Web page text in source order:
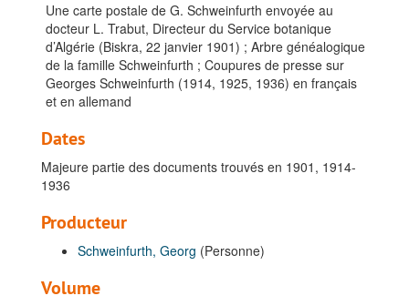
Une carte postale de G. Schweinfurth envoyée au
docteur L. Trabut, Directeur du Service botanique
d’Algérie (Biskra, 22 janvier 1901) ; Arbre généalogique
de la famille Schweinfurth ; Coupures de presse sur
Georges Schweinfurth (1914, 1925, 1936) en français
et en allemand
Dates
Majeure partie des documents trouvés en 1901, 1914-
1936
Producteur
Schweinfurth, Georg (Personne)
Volume